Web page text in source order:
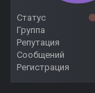
Статус
Группа
Репутация
Сообщений
Регистрация